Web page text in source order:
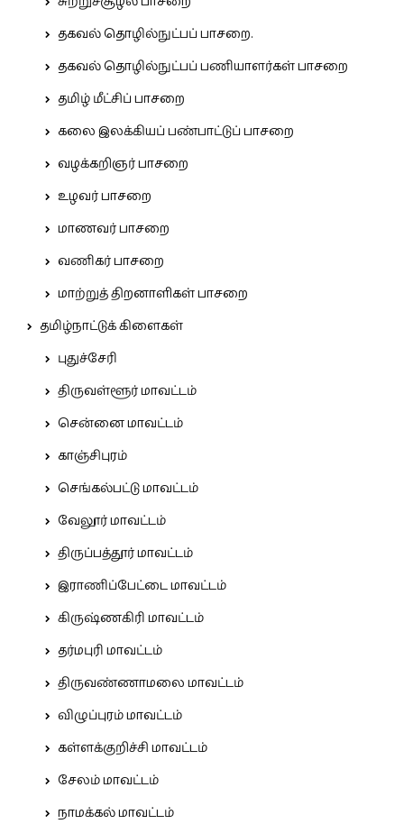
தகவல் தொழில்நுட்பப் பாசறை.
தகவல் தொழில்நுட்பப் பணியாளர்கள் பாசறை
தமிழ் மீட்சிப் பாசறை
கலை இலக்கியப் பண்பாட்டுப் பாசறை
வழக்கறிஞர் பாசறை
உழவர் பாசறை
மாணவர் பாசறை
வணிகர் பாசறை
மாற்றுத் திறனாளிகள் பாசறை
தமிழ்நாட்டுக் கிளைகள்
புதுச்சேரி
திருவள்ளூர் மாவட்டம்
சென்னை மாவட்டம்
காஞ்சிபுரம்
செங்கல்பட்டு மாவட்டம்
வேலூர் மாவட்டம்
திருப்பத்தூர் மாவட்டம்
இராணிப்பேட்டை மாவட்டம்
கிருஷ்ணகிரி மாவட்டம்
தர்மபுரி மாவட்டம்
திருவண்ணாமலை மாவட்டம்
விழுப்புரம் மாவட்டம்
கள்ளக்குறிச்சி மாவட்டம்
சேலம் மாவட்டம்
நாமக்கல் மாவட்டம்